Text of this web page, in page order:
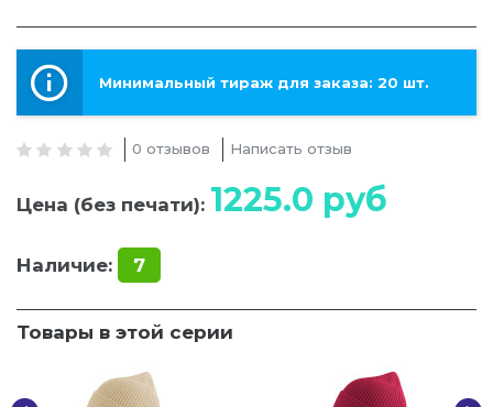
Минимальный тираж для заказа: 20 шт.
0 отзывов Написать отзыв
Цена (без печати): 1225.0 руб
Наличие: 7
Товары в этой серии